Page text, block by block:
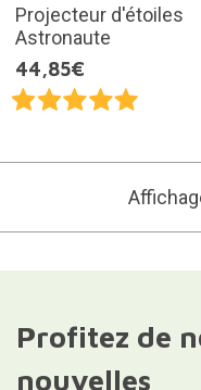
Projecteur d'étoiles
Astronaute
44,85€
Profitez de
nouvelles